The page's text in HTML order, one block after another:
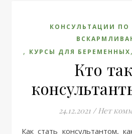
КОНСУЛЬТАЦИИ ПО
, КУРСЫ ДЛЯ БЕРЕМЕННЫХ,
Кто
24.12.2021 / Нет
Как стать консультантом, какое образование у